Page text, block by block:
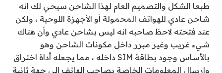
طبعا الشكل والتصميم العام لهذا الشاحن سيحي لك انه
شاحن عادي للهواتف المحمولة أو الأجهزة اللوحية ، ولكن
عند فتحته لاحظ صاحبه انه ليس بشاحن عادي وأن هناك
شيء غريب وغير مبرر داخل مكونات الشاحن وهو
بالأساس وجود بطاقة SIM داخله ، مما يجعله أداة اختراق
وارسال المعلومات الخاصة بصاحب الهاتف إلى جهة ثانية